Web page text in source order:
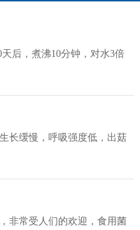
后，煮沸10分钟，对水3倍
长缓慢，呼吸强度低，出菇
非常受人们的欢迎，食用菌